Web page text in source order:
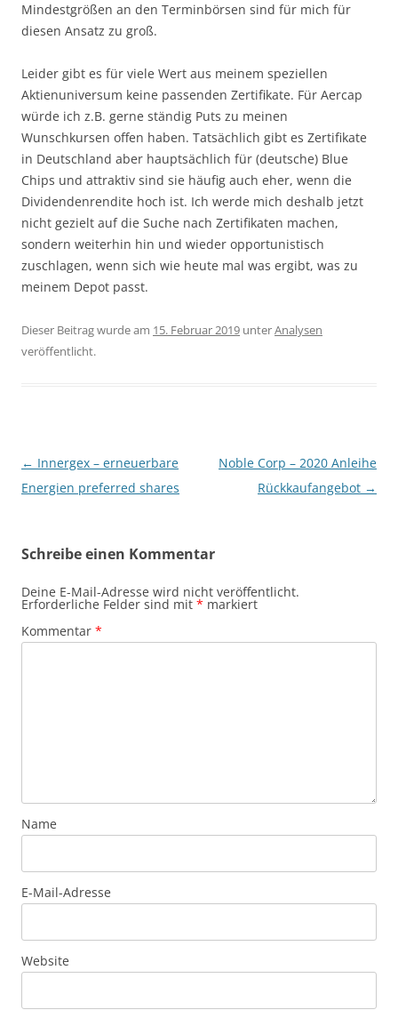
Mindestgrößen an den Terminbörsen sind für mich für
diesen Ansatz zu groß.
Leider gibt es für viele Wert aus meinem speziellen
Aktienuniversum keine passenden Zertifikate. Für Aercap
würde ich z.B. gerne ständig Puts zu meinen
Wunschkursen offen haben. Tatsächlich gibt es Zertifikate
in Deutschland aber hauptsächlich für (deutsche) Blue
Chips und attraktiv sind sie häufig auch eher, wenn die
Dividendenrendite hoch ist. Ich werde mich deshalb jetzt
nicht gezielt auf die Suche nach Zertifikaten machen,
sondern weiterhin hin und wieder opportunistisch
zuschlagen, wenn sich wie heute mal was ergibt, was zu
meinem Depot passt.
Dieser Beitrag wurde am 15. Februar 2019 unterAnalysen
veröffentlicht.
Beitragsnavigation
← Innergex – erneuerbare
Energien preferred shares
Noble Corp – 2020 Anleihe
Rückkaufangebot →
Schreibe einen Kommentar
Deine E-Mail-Adresse wird nicht veröffentlicht.
Erforderliche Felder sind mit * markiert
Kommentar *
Name
E-Mail-Adresse
Website